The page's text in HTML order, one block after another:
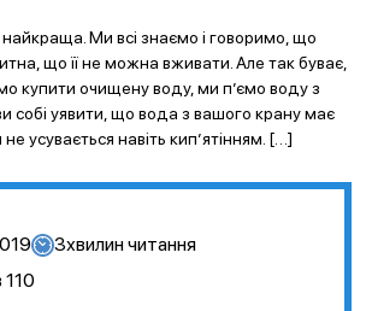
Ми всі знаємо і говоримо, що
що її не можна вживати. Але так буває,
купити очищену воду, ми п’ємо воду з
собі уявити, що вода з вашого крану має
не усувається навіть кип’ятінням. […]
3хвилин читання
110